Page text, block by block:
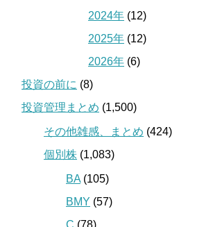
2024年 (12)
2025年 (12)
2026年 (6)
投資の前に (8)
投資管理まとめ (1,500)
その他雑感、まとめ (424)
個別株 (1,083)
BA (105)
BMY (57)